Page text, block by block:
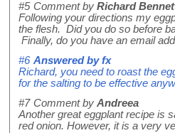
#5 Comment by Richard
Following your directions my
the flesh. Did you do so before
Finally, do you have an email
#6 Answered byfx
Richard, you need to roast the
for the salting to be effective
#7 Comment by Andreea
Another great eggplant recipe is
red onion. However, it is a very